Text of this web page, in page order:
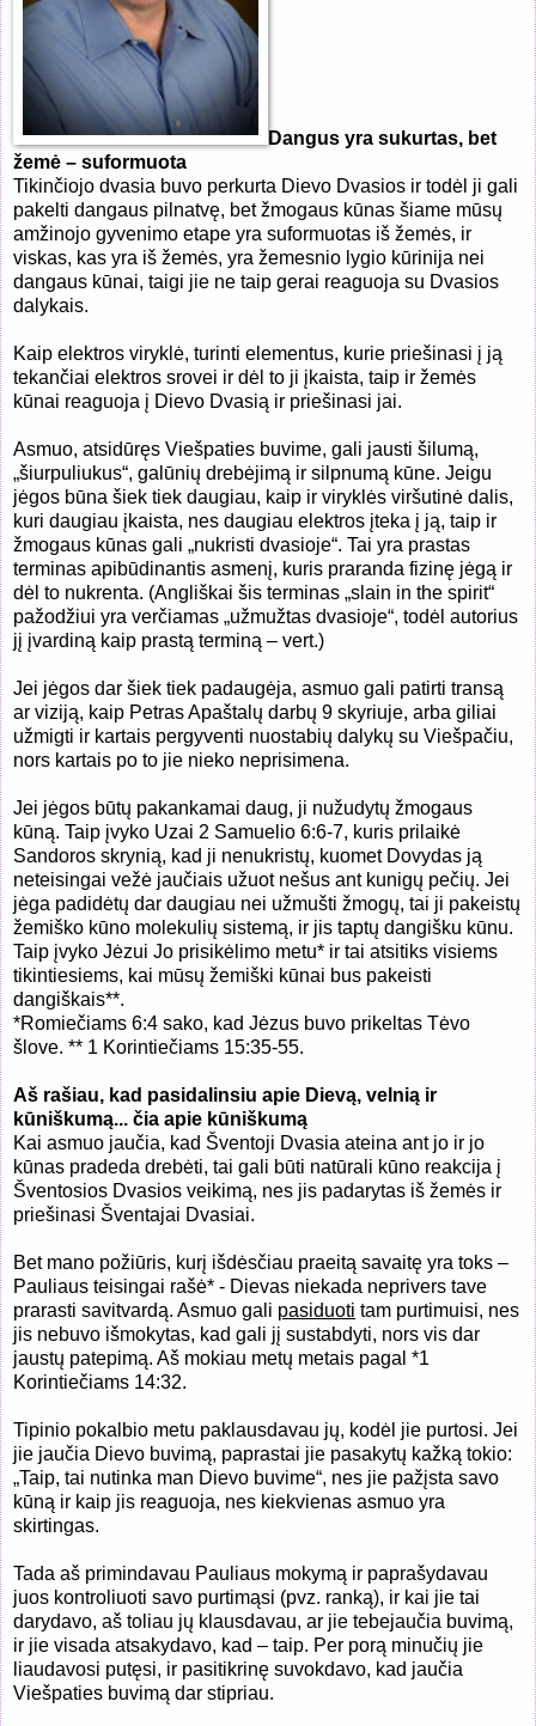
Dangus yra sukurtas, bet
žemė – suformuota
Tikinčiojo dvasia buvo perkurta Dievo Dvasios ir todėl ji gali
pakelti dangaus pilnatvę, bet žmogaus kūnas šiame mūsų
amžinojo gyvenimo etape yra suformuotas iš žemės, ir
viskas, kas yra iš žemės, yra žemesnio lygio kūrinija nei
dangaus kūnai, taigi jie ne taip gerai reaguoja su Dvasios
dalykais.
Kaip elektros viryklė, turinti elementus, kurie priešinasi į ją
tekančiai elektros srovei ir dėl to ji įkaista, taip ir žemės
kūnai reaguoja į Dievo Dvasią ir priešinasi jai.
Asmuo, atsidūręs Viešpaties buvime, gali jausti šilumą,
„šiurpuliukus“, galūnių drebėjimą ir silpnumą kūne. Jeigu
jėgos būna šiek tiek daugiau, kaip ir viryklės viršutinė dalis,
kuri daugiau įkaista, nes daugiau elektros įteka į ją, taip ir
žmogaus kūnas gali „nukristi dvasioje“. Tai yra prastas
terminas apibūdinantis asmenį, kuris praranda fizinę jėgą ir
dėl to nukrenta. (Angliškai šis terminas „slain in the spirit“
pažodžiui yra verčiamas „užmužtas dvasioje“, todėl autorius
jį įvardiną kaip prastą terminą – vert.)
Jei jėgos dar šiek tiek padaugėja, asmuo gali patirti transą
ar viziją, kaip Petras Apaštalų darbų 9 skyriuje, arba giliai
užmigti ir kartais pergyventi nuostabių dalykų su Viešpačiu,
nors kartais po to jie nieko neprisimena.
Jei jėgos būtų pakankamai daug, ji nužudytų žmogaus
kūną. Taip įvyko Uzai 2 Samuelio 6:6-7, kuris prilaikė
Sandoros skrynią, kad ji nenukristų, kuomet Dovydas ją
neteisingai vežė jaučiais užuot nešus ant kunigų pečių. Jei
jėga padidėtų dar daugiau nei užmušti žmogų, tai ji pakeistų
žemiško kūno molekulių sistemą, ir jis taptų dangišku kūnu.
Taip įvyko Jėzui Jo prisikėlimo metu* ir tai atsitiks visiems
tikintiesiems, kai mūsų žemiški kūnai bus pakeisti
dangiškais**.
*Romiečiams 6:4 sako, kad Jėzus buvo prikeltas Tėvo
šlove. ** 1 Korintiečiams 15:35-55.
Aš rašiau, kad pasidalinsiu apie Dievą, velnią ir
kūniškumą... čia apie kūniškumą
Kai asmuo jaučia, kad Šventoji Dvasia ateina ant jo ir jo
kūnas pradeda drebėti, tai gali būti natūrali kūno reakcija į
Šventosios Dvasios veikimą, nes jis padarytas iš žemės ir
priešinasi Šventajai Dvasiai.
Bet mano požiūris, kurį išdėsčiau praeitą savaitę yra toks –
Pauliaus teisingai rašė* - Dievas niekada neprivers tave
prarasti savitvardą. Asmuo gali pasiduoti tam purtimuisi, nes
jis nebuvo išmokytas, kad gali jį sustabdyti, nors vis dar
jaustų patepimą. Aš mokiau metų metais pagal *1
Korintiečiams 14:32.
Tipinio pokalbio metu paklausdavau jų, kodėl jie purtosi. Jei
jie jaučia Dievo buvimą, paprastai jie pasakytų kažką tokio:
„Taip, tai nutinka man Dievo buvime“, nes jie pažįsta savo
kūną ir kaip jis reaguoja, nes kiekvienas asmuo yra
skirtingas.
Tada aš primindavau Pauliaus mokymą ir paprašydavau
juos kontroliuoti savo purtimąsi (pvz. ranką), ir kai jie tai
darydavo, aš toliau jų klausdavau, ar jie tebejaučia buvimą,
ir jie visada atsakydavo, kad – taip. Per porą minučių jie
liaudavosi putęsi, ir pasitikrinę suvokdavo, kad jaučia
Viešpaties buvimą dar stipriau.